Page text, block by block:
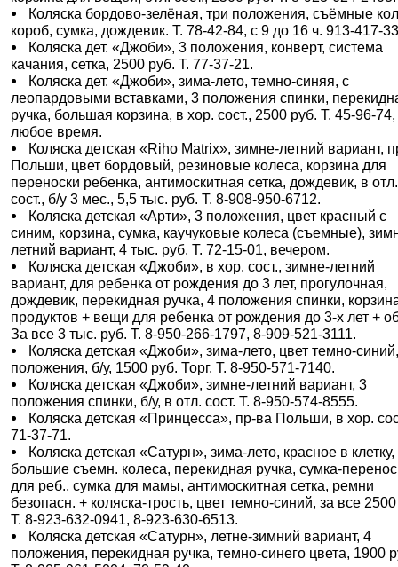
Коляска бордово-зелёная, три положения, съёмные
короб, сумка, дождевик. Т. 78-42-84, с 9 до 16 ч. 913-417-
Коляска дет. «Джоби», 3 положения, конверт, система
качания, сетка, 2500 руб. Т. 77-37-21.
Коляска дет. «Джоби», зима-лето, темно-синяя, с
леопардовыми вставками, 3 положения спинки,
ручка, большая корзина, в хор. сост., 2500 руб. Т. 45-96-
любое время.
Коляска детская «Riho Matrix», зимне-летний вариант,
Польши, цвет бордовый, резиновые колеса, корзина для
переноски ребенка, антимоскитная сетка, дождевик, в отл.
сост., б/у 3 мес., 5,5 тыс. руб. Т. 8-908-950-6712.
Коляска детская «Арти», 3 положения, цвет красный с
синим, корзина, сумка, каучуковые колеса (съемные),
летний вариант, 4 тыс. руб. Т. 72-15-01, вечером.
Коляска детская «Джоби», в хор. сост., зимне-летний
вариант, для ребенка от рождения до 3 лет, прогулочная,
дождевик, перекидная ручка, 4 положения спинки,
продуктов + вещи для ребенка от рождения до 3-х лет +
За все 3 тыс. руб. Т. 8-950-266-1797, 8-909-521-3111.
Коляска детская «Джоби», зима-лето, цвет темно-
положения, б/у, 1500 руб. Торг. Т. 8-950-571-7140.
Коляска детская «Джоби», зимне-летний вариант, 3
положения спинки, б/у, в отл. сост. Т. 8-950-574-8555.
Коляска детская «Принцесса», пр-ва Польши, в хор.
71-37-71.
Коляска детская «Сатурн», зима-лето, красное в клетку,
большие съемн. колеса, перекидная ручка, сумка-
для реб., сумка для мамы, антимоскитная сетка, ремни
безопасн. + коляска-трость, цвет темно-синий, за все
Т. 8-923-632-0941, 8-923-630-6513.
Коляска детская «Сатурн», летне-зимний вариант, 4
положения, перекидная ручка, темно-синего цвета, 1900